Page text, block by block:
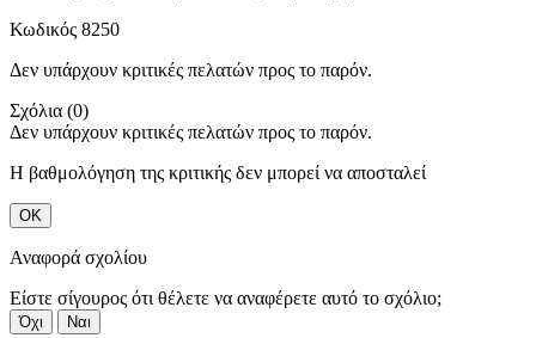
Κωδικός 8250
Δεν υπάρχουν κριτικές πελατών προς το παρόν.
Σχόλια (0)
Δεν υπάρχουν κριτικές πελατών προς το παρόν.
Η βαθμολόγηση της κριτικής δεν μπορεί να αποσταλεί
ΟΚ
Αναφορά σχολίου
Είστε σίγουρος ότι θέλετε να αναφέρετε αυτό το σχόλιο;
Όχι Ναι